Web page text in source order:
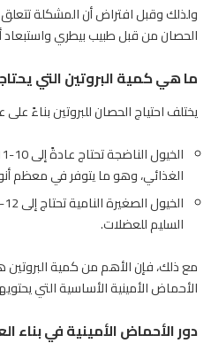
ولذلك وقبل افتراض أن المشكلة
الحصان من قبل طبيب بيطري
ما هي كمية البروتين التي
يختلف احتياج الحصان للبروتين بناءً
الغذائي، وهو ما يتوفر في معظم
السليم للعضلات.
مع ذلك، فإن الأهم من كمية البروتين
الأحماض الأمينية الأساسية التي
دور الأحماض الأمينية في بناء